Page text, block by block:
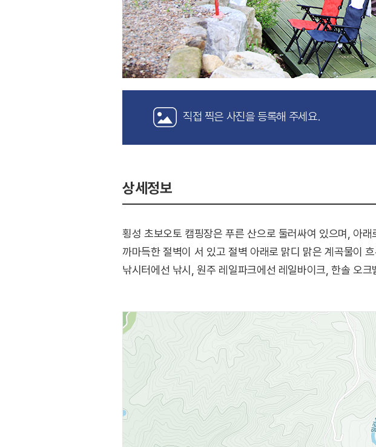
직접 찍은 사진을 등록해 주세요.
상세정보
횡성 초보오토 캠핑장은 푸른 산으로 둘러싸여 있으며, 아
까마득한 절벽이 서 있고 절벽 아래로 맑디 맑은 계곡물이
낚시터에선 낚시, 원주 레일파크에선 레일바이크, 한솔 오